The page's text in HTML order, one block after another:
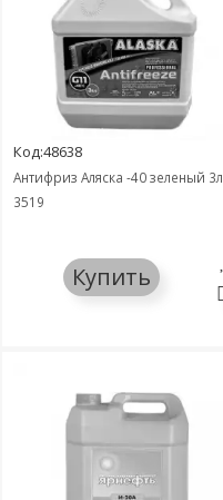
Код:48638
Антифриз Аляска -40 зеленый 3л
3519
Купить